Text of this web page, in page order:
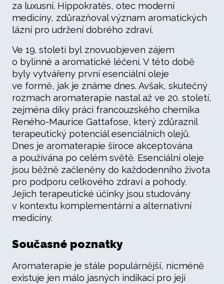
za luxusní. Hippokratés, otec moderní
medicíny, zdůrazňoval význam aromatických
lázní pro udržení dobrého zdraví.
Ve 19. století byl znovuobjeven zájem
o bylinné a aromatické léčení. V této době
byly vytvářeny první esenciální oleje
ve formě, jak je známe dnes. Avšak, skutečný
rozmach aromaterapie nastal až ve 20. století,
zejména díky práci francouzského chemika
Reného-Maurice Gattafose, který zdůraznil
terapeutický potenciál esenciálních olejů.
Dnes je aromaterapie široce akceptována
a používána po celém světě. Esenciální oleje
jsou běžně začleněny do každodenního života
pro podporu celkového zdraví a pohody.
Jejich terapeutické účinky jsou studovány
v kontextu komplementární a alternativní
medicíny.
Současné poznatky
Aromaterapie je stále populárnější, nicméně
existuje jen málo jasných indikací pro její